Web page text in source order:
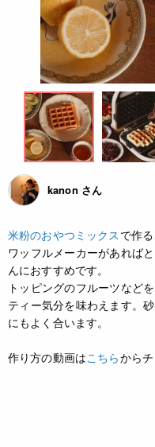
kanon さん
米粉のおやつミックス で作
ワッフルメーカーがあれば
んにおすすめです。
トッピングのフルーツなど
ティー気分を味わえます。
にもよく合います。
作り方の動画はこちらから